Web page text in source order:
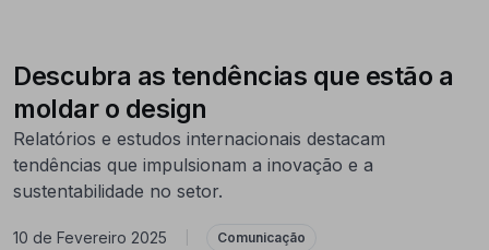
Descubra as tendências que estão a
moldar o design
Relatórios e estudos internacionais destacam
tendências que impulsionam a inovação e a
sustentabilidade no setor.
10 de Fevereiro 2025 Comunicação